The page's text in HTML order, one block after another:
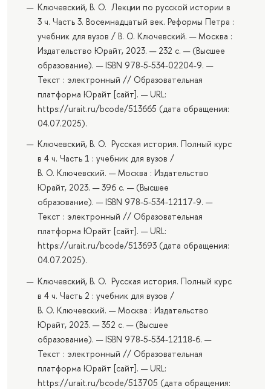
Ключевский, В. О. Лекции по русской истории в
3 ч. Часть 3. Восемнадцатый век. Реформы Петра :
учебник для вузов / В. О. Ключевский. — Москва :
Издательство Юрайт, 2023. — 232 с. — (Высшее
образование). — ISBN 978-5-534-02204-9. —
Текст : электронный // Образовательная
платформа Юрайт [сайт]. — URL:
https://urait.ru/bcode/513665 (дата обращения:
04.07.2025).
Ключевский, В. О. Русская история. Полный курс
в 4 ч. Часть 1 : учебник для вузов /
В. О. Ключевский. — Москва : Издательство
Юрайт, 2023. — 396 с. — (Высшее
образование). — ISBN 978-5-534-12117-9. —
Текст : электронный // Образовательная
платформа Юрайт [сайт]. — URL:
https://urait.ru/bcode/513693 (дата обращения:
04.07.2025).
Ключевский, В. О. Русская история. Полный курс
в 4 ч. Часть 2 : учебник для вузов /
В. О. Ключевский. — Москва : Издательство
Юрайт, 2023. — 352 с. — (Высшее
образование). — ISBN 978-5-534-12118-6. —
Текст : электронный // Образовательная
платформа Юрайт [сайт]. — URL:
https://urait.ru/bcode/513705 (дата обращения: